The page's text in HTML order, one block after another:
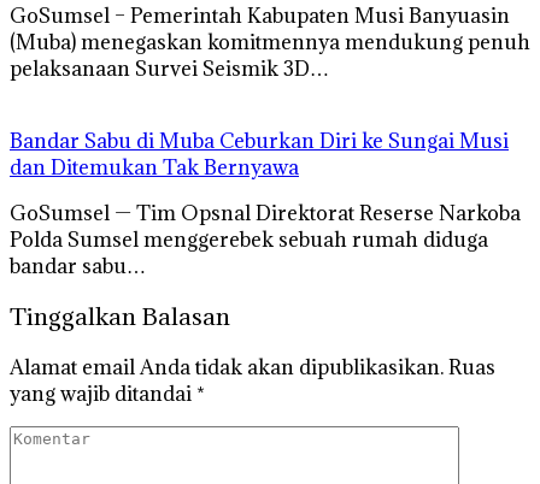
GoSumsel – Pemerintah Kabupaten Musi Banyuasin
(Muba) menegaskan komitmennya mendukung penuh
pelaksanaan Survei Seismik 3D…
Bandar Sabu di Muba Ceburkan Diri ke Sungai Musi
dan Ditemukan Tak Bernyawa
GoSumsel — Tim Opsnal Direktorat Reserse Narkoba
Polda Sumsel menggerebek sebuah rumah diduga
bandar sabu…
Tinggalkan Balasan
Alamat email Anda tidak akan dipublikasikan.Ruas
yang wajib ditandai *